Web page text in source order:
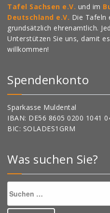
Tafel Sachsen e.V. und im
Deutschland e.V. Die Tafeln
grundsätzlich ehrenamtlich.
Unterstützen Sie uns, damit
willkommen!
Spendenkonto
Sparkasse Muldental
IBAN: DE56 8605 0200 1041
BIC: SOLADES1GRM
Was suchen Sie?
Suchen
nach: